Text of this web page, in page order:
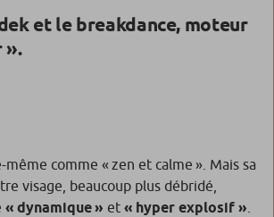
et le breakdance, moteur
».
même comme « zen et calme ». Mais sa
visage, beaucoup plus débridé,
« dynamique » et « hyper explosif »